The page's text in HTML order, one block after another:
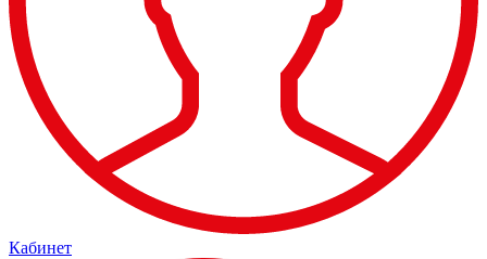
Кабинет